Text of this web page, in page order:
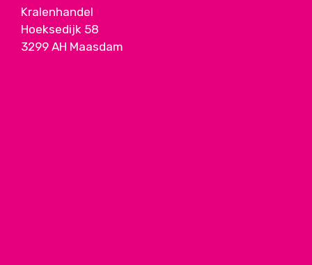
Kralenhandel
Hoeksedijk 58
3299 AH Maasdam